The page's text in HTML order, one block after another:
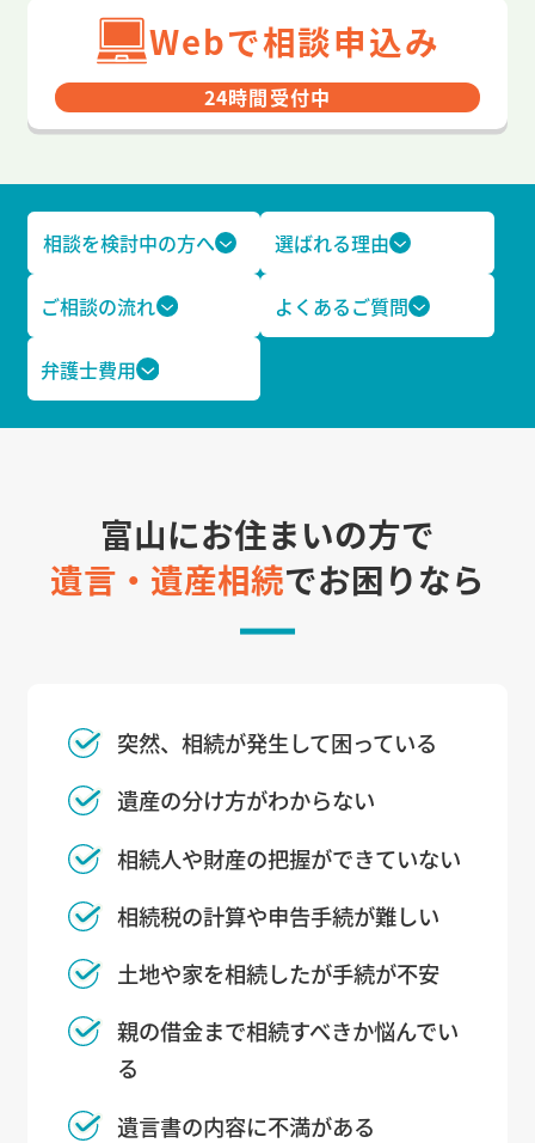
Webで相談申込み
24時間受付中
相談を検討中の方へ 選ばれる理由
ご相談の流れ よくあるご質問
弁護士費用
富山にお住まいの方で
遺言・遺産相続でお困りなら
突然、相続が発生して困っている
遺産の分け方がわからない
相続人や財産の把握ができていない
相続税の計算や申告手続が難しい
土地や家を相続したが手続が不安
親の借金まで相続すべきか悩んでい
る
遺言書の内容に不満がある